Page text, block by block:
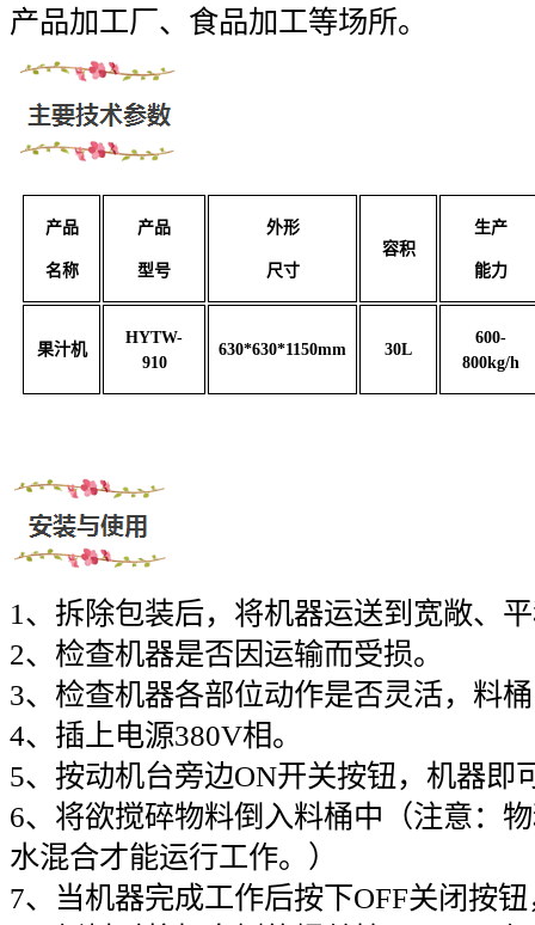
产品加工厂、食品加工等场所。
产品
名称
产品
型号
外形
尺寸
容积
生产
能力
果汁机
HYTW-
910
630*630*1150mm 30L
600-
800kg/h
1、拆除包装后，将机器运送到宽敞、
2、检查机器是否因运输而受损。
3、检查机器各部位动作是否灵活，料
4、插上电源380V相。
5、按动机台旁边ON开关按钮，机器即
6、将欲搅碎物料倒入料桶中（注意：
水混合才能运行工作。）
7、当机器完成工作后按下OFF关闭按